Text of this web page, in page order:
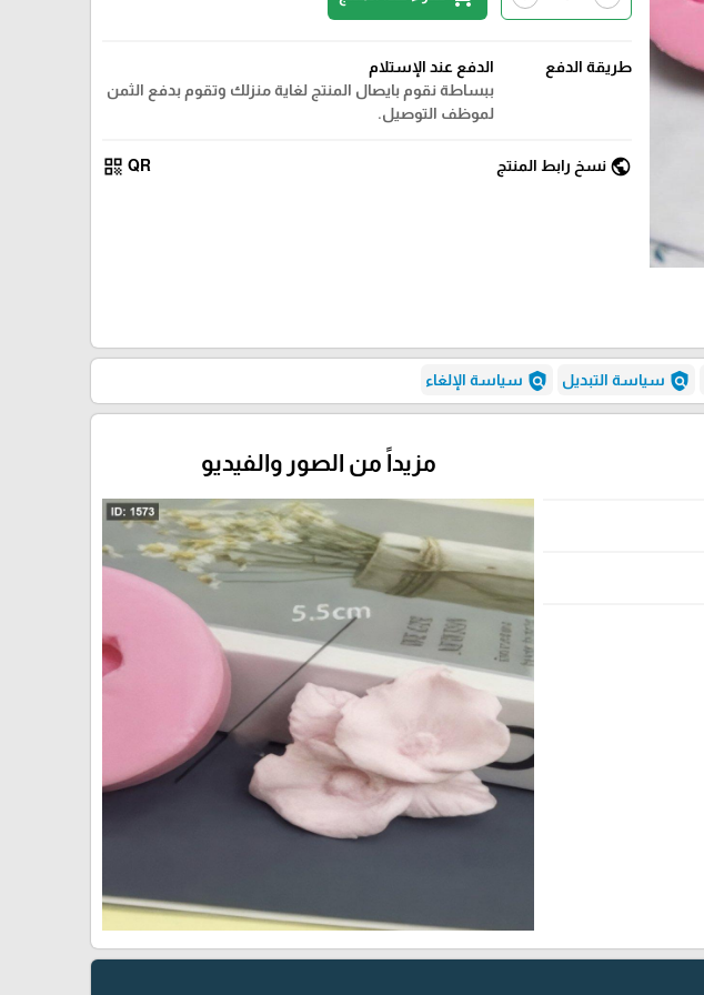
طريقة الدفع
الدفع عند الإستلام
ببساطة نقوم بايصال المنتج لغاية منزلك وتقوم بدفع الثمن
لموظف التوصيل.
public نسخ رابط المنتج QR
qr_code
policy سياسة التبديل policy سياسة الإلغاء
مزيداً من الصور والفيديو